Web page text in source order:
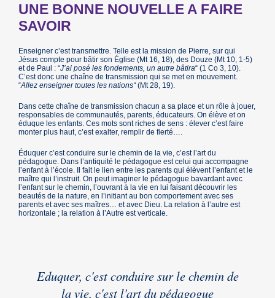
UNE BONNE NOUVELLE A FAIRE
SAVOIR
Enseigner c’est transmettre. Telle est la mission de Pierre, sur qui
Jésus compte pour bâtir son Église (Mt 16, 18), des Douze (Mt 10, 1-5)
et de Paul : “J’ai posé les fondements, un autre bâtira“ (1 Co 3, 10).
C’est donc une chaîne de transmission qui se met en mouvement.
“Allez enseigner toutes les nations“(Mt 28, 19).
Dans cette chaîne de transmission chacun a sa place et un rôle à jouer,
responsables de communautés, parents, éducateurs. On élève et on
éduque les enfants. Ces mots sont riches de sens : élever c’est faire
monter plus haut, c’est exalter, remplir de fierté….
Éduquer c’est conduire sur le chemin de la vie, c’est l’art du
pédagogue. Dans l’antiquité le pédagogue est celui qui accompagne
l’enfant à l’école. Il fait le lien entre les parents qui élèvent l’enfant et le
maître qui l’instruit. On peut imaginer le pédagogue bavardant avec
l’enfant sur le chemin, l’ouvrant à la vie en lui faisant découvrir les
beautés de la nature, en l’initiant au bon comportement avec ses
parents et avec ses maîtres… et avec Dieu. La relation à l’autre est
horizontale ; la relation à l’Autre est verticale.
Eduquer, c'est conduire sur le chemin de
la vie, c'est l'art du pédagogue